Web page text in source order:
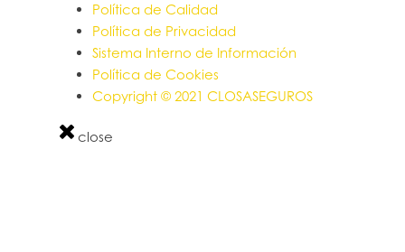
Política de Calidad
Política de Privacidad
Sistema Interno de Información
Política de Cookies
Copyright © 2021 CLOSASEGUROS
close